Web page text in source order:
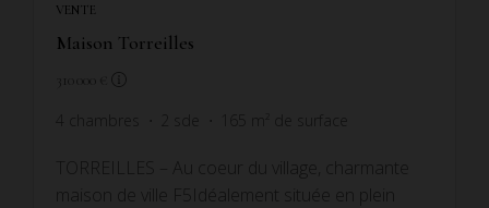
VENTE
Maison Torreilles
310 000 €
4 m² de surface
TORREILLES – Au coeur du village, charmante
maison de ville F5Idéalement située en plein